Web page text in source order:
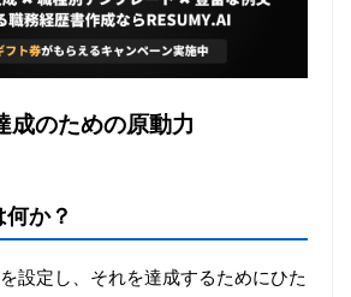
成のための原動力
何か？
設定し、それを達成するためにひた